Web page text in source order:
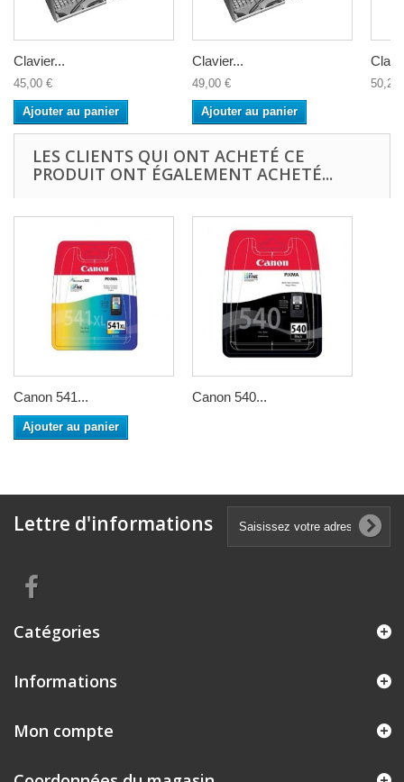
Clavier...
45,00 €
Ajouter au panier
Clavier...
49,00 €
Ajouter au panier
50,20
LES CLIENTS QUI ONT ACHETÉ CE
PRODUIT ONT ÉGALEMENT ACHETÉ...
Canon 541...
Ajouter au panier
Canon 540...
Lettre d'informations
Catégories
Informations
Mon compte